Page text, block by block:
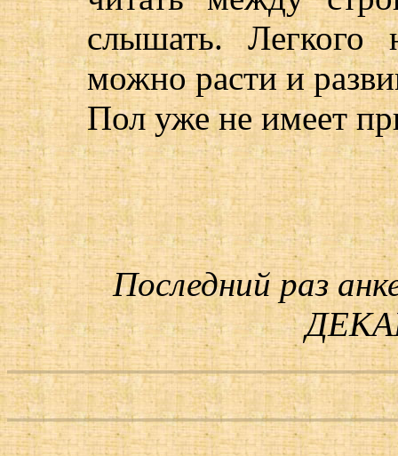
слышать.
можно расти и
Пол уже не имеет
Последний раз